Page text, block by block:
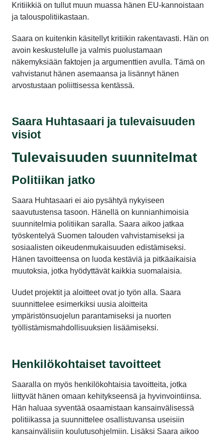
Kritiikkiä on tullut muun muassa hänen EU-kannoistaan
ja talouspolitiikastaan.
Saara on kuitenkin käsitellyt kritiikin rakentavasti. Hän on
avoin keskustelulle ja valmis puolustamaan
näkemyksiään faktojen ja argumenttien avulla. Tämä on
vahvistanut hänen asemaansa ja lisännyt hänen
arvostustaan poliittisessa kentässä.
Saara Huhtasaari ja tulevaisuuden
visiot
Tulevaisuuden suunnitelmat
Politiikan jatko
Saara Huhtasaari ei aio pysähtyä nykyiseen
saavutustensa tasoon. Hänellä on kunnianhimoisia
suunnitelmia politiikan saralla. Saara aikoo jatkaa
työskentelyä Suomen talouden vahvistamiseksi ja
sosiaalisten oikeudenmukaisuuden edistämiseksi.
Hänen tavoitteensa on luoda kestäviä ja pitkäaikaisia
muutoksia, jotka hyödyttävät kaikkia suomalaisia.
Uudet projektit ja aloitteet ovat jo työn alla. Saara
suunnittelee esimerkiksi uusia aloitteita
ympäristönsuojelun parantamiseksi ja nuorten
työllistämismahdollisuuksien lisäämiseksi.
Henkilökohtaiset tavoitteet
Saaralla on myös henkilökohtaisia tavoitteita, jotka
liittyvät hänen omaan kehitykseensä ja hyvinvointiinsa.
Hän haluaa syventää osaamistaan kansainvälisessä
politiikassa ja suunnittelee osallistuvansa useisiin
kansainvälisiin koulutusohjelmiin. Lisäksi Saara aikoo